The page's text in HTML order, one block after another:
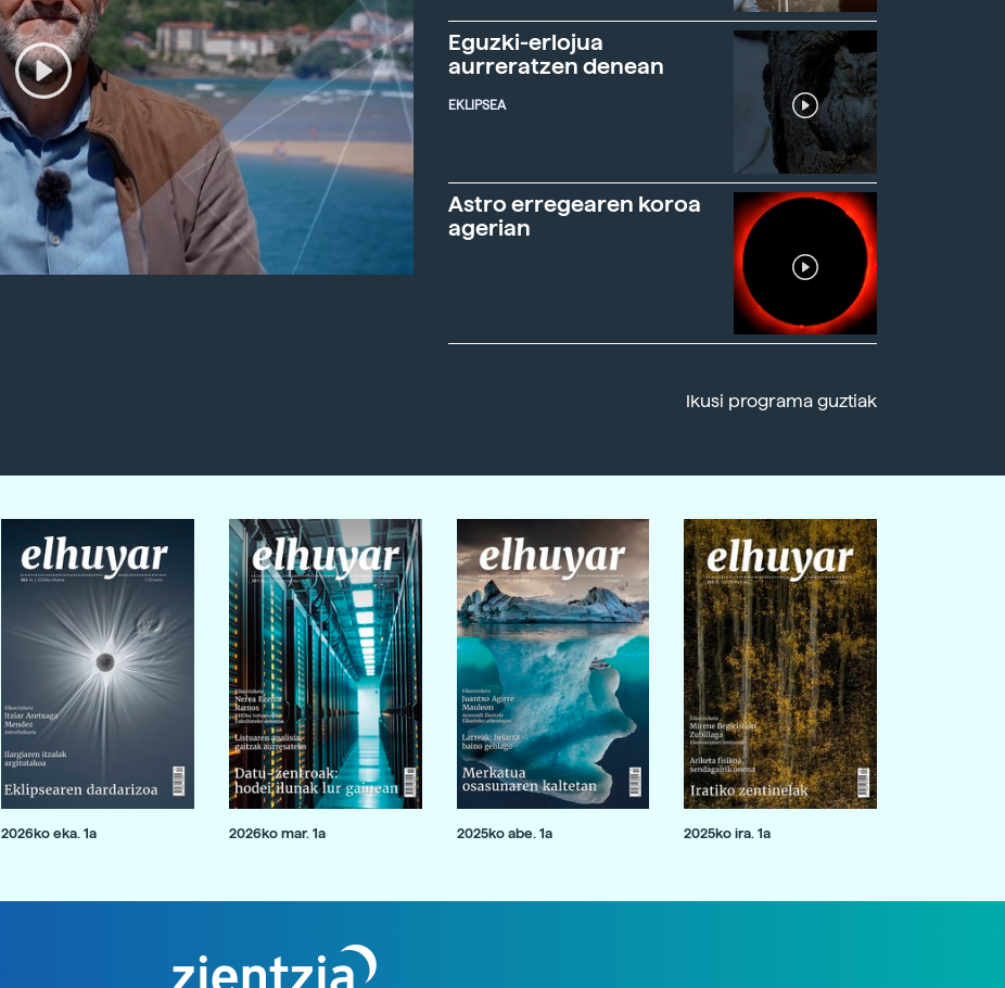
Eguzki-erlojua
aurreratzen denean
EKLIPSEA
Astro erregearen koroa
agerian
Ikusi programa guztiak
2026ko eka. 1a 2026ko mar. 1a 2025ko abe. 1a 2025ko ira. 1a